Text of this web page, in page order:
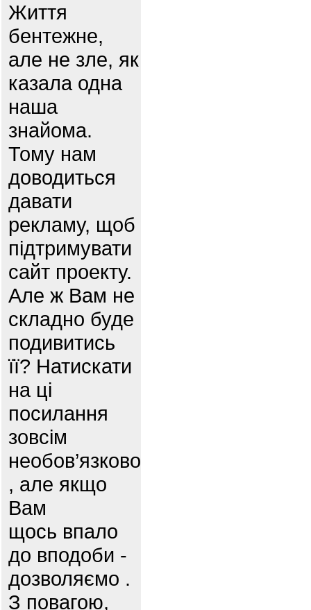
Життя
бентежне,
але не зле, як
казала одна
наша
знайома.
Тому нам
доводиться
давати
рекламу, щоб
підтримувати
сайт проекту.
Але ж Вам не
складно буде
подивитись
її? Натискати
на ці
посилання
зовсім
необов’язково
, але якщо
Вам
щось впало
до вподоби -
дозволяємо .
З повагою,